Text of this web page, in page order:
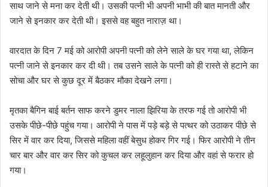
साथ जाने से मना कर देती थी। उसकी पत्नी भी अपनी भाभी की बात मानती और
जाने से इनकार कर देती थी। इससे वह बहुत नाराज़ था।
वारदात के दिन 7 मई को आरोपी अपनी पत्नी को लेने साले के घर गया था, लेकिन
पत्नी जाने से इनकार कर दी थी। तब उसने साले के पत्नी को ही रास्ते से हटाने का
सोचा और घर से कुछ दूर में बैठकर मौका देखने लगा।
मृतका बैगिन बाई बर्तन साफ करने डुमर नाला झिरिया के तरफ गई तो आरोपी भी
उसके पीछे-पीछे पहुंच गया। आरोपी ने पास में पड़े बड़े से पत्थर को उठाकर पीछे से
सिर में वार कर दिया, जिससे महिला वहीं बेसुध होकर गिर गई। फिर आरोपी ने तीन
चार बार और वार कर सिर को कुचल कर लहूलुहान कर दिया और वहां से फरार हो
गया।